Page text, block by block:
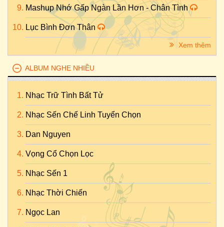
Mashup Nhớ Gấp Ngàn Lần Hơn - Chân Tình
Lục Bình Đơn Thân
Xem thêm
ALBUM NGHE NHIỀU
Nhạc Trữ Tình Bất Tử
Nhạc Sến Chế Linh Tuyển Chọn
Dan Nguyen
Vọng Cổ Chọn Lọc
Nhạc Sến 1
Nhạc Thời Chiến
Ngọc Lan